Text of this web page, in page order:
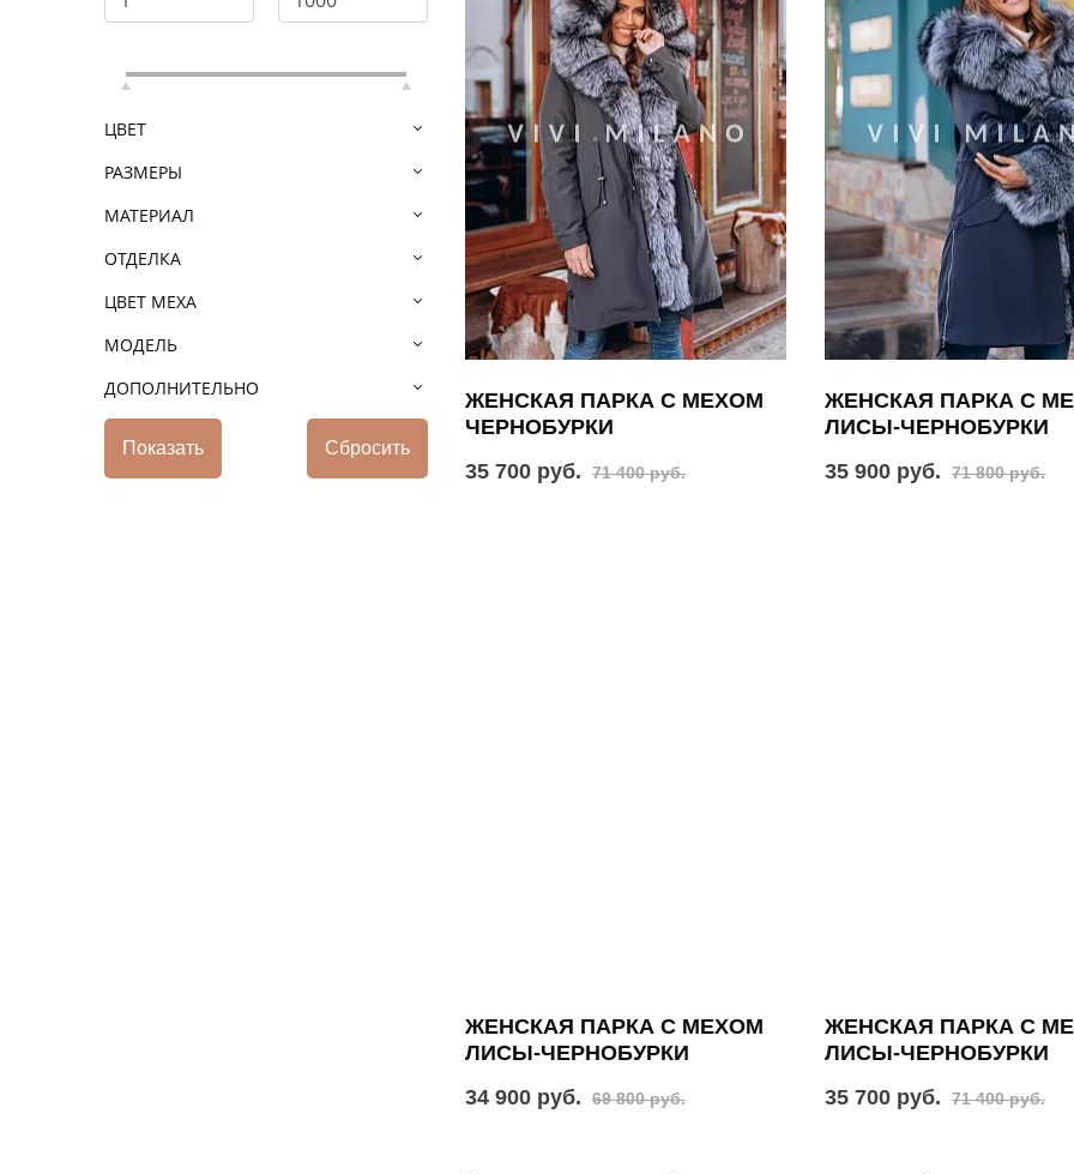
ЦВЕТ
РАЗМЕРЫ
МАТЕРИАЛ
ОТДЕЛКА
ЦВЕТ МЕХА
МОДЕЛЬ
ДОПОЛНИТЕЛЬНО
ЖЕНСКАЯ ПАРКА С МЕХОМ
ЧЕРНОБУРКИ
35 700 руб.
71 400 руб.
ЖЕНСКАЯ ПАРКА С
ЛИСЫ-ЧЕРНОБУРКИ
35 900 руб.
71 800 руб.
ЖЕНСКАЯ ПАРКА С МЕХОМ
ЛИСЫ-ЧЕРНОБУРКИ
34 900 руб.
69 800 руб.
ЖЕНСКАЯ ПАРКА С
ЛИСЫ-ЧЕРНОБУРКИ
35 700 руб.
71 400 руб.